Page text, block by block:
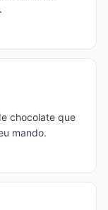
chocolate que
mando.